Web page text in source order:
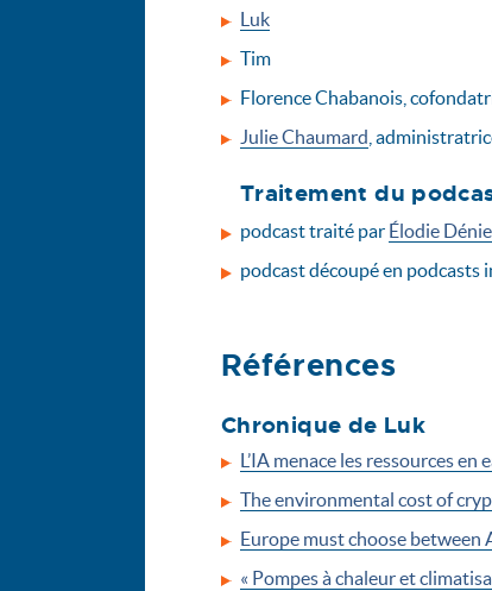
Luk
Tim
Florence Chabanois,
Julie Chaumard ,
Traitement du
podcast traité par Élodie
podcast découpé en podcasts
Références
Chronique de Luk
L’IA menace les ressources en
The environmental cost of
Europe must choose between
« Pompes à chaleur et